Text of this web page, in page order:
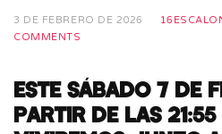
3 DE FEBRERO DE 2026
COMMENTS
ESTE SÁBADO 7 DE
PARTIR DE LAS 21:55